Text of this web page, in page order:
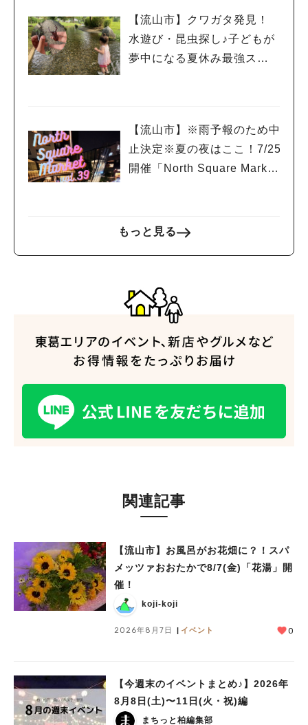
【流山市】クワガタ発見！
水遊び・昆虫探し♪子どもが
夢中になる夏休み最強スポ
【流山市】※雨予報のため中
止決定※夏の夜はここ！7/25
開催「North Square Marke
もっと見る
関連記事
【流山市】お風呂がお花畑に？！スパ
メッツァおおたかで8/7(金)「花湯」開
催！
koji-koji
2026年8月7日 イベント 0
【今週末のイベントまとめ♪】2026年
8月8日(土)〜11日(火・祝)編
まちっと柏編集部